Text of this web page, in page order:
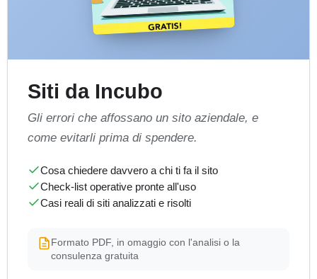
Siti da Incubo
Gli errori che affossano un sito aziendale, e
come evitarli prima di spendere.
Cosa chiedere davvero a chi ti fa il sito
Check-list operative pronte all'uso
Casi reali di siti analizzati e risolti
Formato PDF, in omaggio con l'analisi o la
consulenza gratuita